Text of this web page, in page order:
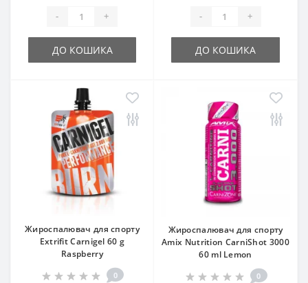
- +
ДО КОШИКА
- +
ДО КОШИКА
Жироспалювач для спорту
Extrifit Carnigel 60 g
Raspberry
0
Жироспалювач для спорту
Amix Nutrition CarniShot 3000
60 ml Lemon
0